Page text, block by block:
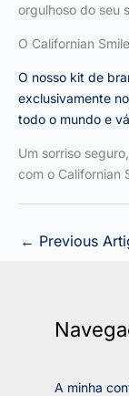
orgulhoso do seu
O Californian
O nosso kit de
exclusivamente
todo o mundo e
Um sorriso
com o Californian
← Previous
A minha